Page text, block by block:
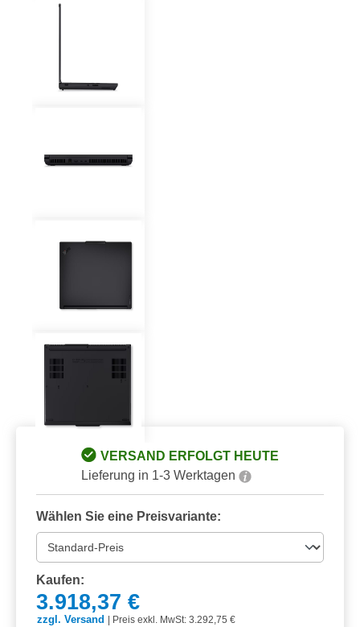
VERSAND ERFOLGT HEUTE
Lieferung in 1-3 Werktagen
Wählen Sie eine Preisvariante:
Kaufen:
3.918,37 €
zzgl. Versand
Preis exkl. MwSt: 3.292,75 €